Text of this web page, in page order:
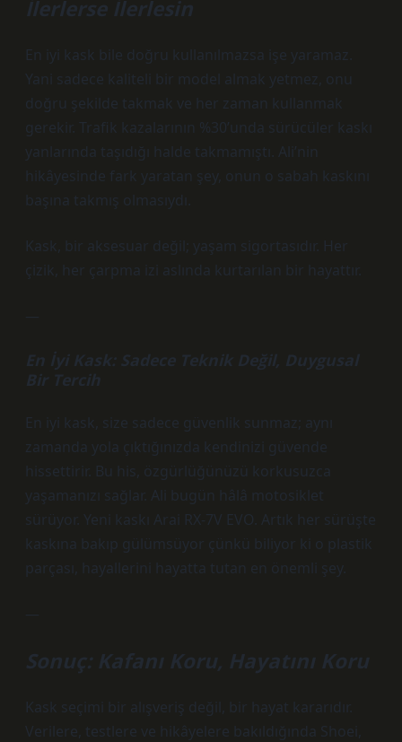
İlerlerse İlerlesin
En iyi kask bile doğru kullanılmazsa işe yaramaz.
Yani sadece kaliteli bir model almak yetmez, onu
doğru şekilde takmak ve her zaman kullanmak
gerekir. Trafik kazalarının %30’unda sürücüler kaskı
yanlarında taşıdığı halde takmamıştı. Ali’nin
hikâyesinde fark yaratan şey, onun o sabah kaskını
başına takmış olmasıydı.
Kask, bir aksesuar değil; yaşam sigortasıdır. Her
çizik, her çarpma izi aslında kurtarılan bir hayattır.
—
En İyi Kask: Sadece Teknik Değil, Duygusal
Bir Tercih
En iyi kask, size sadece güvenlik sunmaz; aynı
zamanda yola çıktığınızda kendinizi güvende
hissettirir. Bu his, özgürlüğünüzü korkusuzca
yaşamanızı sağlar. Ali bugün hâlâ motosiklet
sürüyor. Yeni kaskı Arai RX-7V EVO. Artık her sürüşte
kaskına bakıp gülümsüyor çünkü biliyor ki o plastik
parçası, hayallerini hayatta tutan en önemli şey.
—
Sonuç: Kafanı Koru, Hayatını Koru
Kask seçimi bir alışveriş değil, bir hayat kararıdır.
Verilere, testlere ve hikâyelere bakıldığında Shoei,